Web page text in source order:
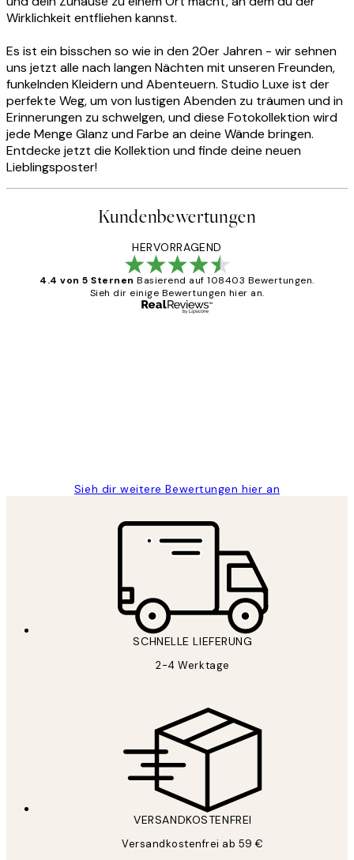
Wirklichkeit entfliehen kannst.
Es ist ein bisschen so wie in den 20er Jahren - wir sehnen
uns jetzt alle nach langen Nächten mit unseren Freunden,
funkelnden Kleidern und Abenteuern. Studio Luxe ist der
perfekte Weg, um von lustigen Abenden zu träumen und in
Erinnerungen zu schwelgen, und diese Fotokollektion wird
jede Menge Glanz und Farbe an deine Wände bringen.
Entdecke jetzt die Kollektion und finde deine neuen
Lieblingsposter!
Kundenbewertungen
HERVORRAGEND
4.4 von 5 Sternen Basierend auf 108403 Bewertungen.
Sieh dir einige Bewertungen hier an.
Sieh dir weitere Bewertungen hier an
SCHNELLE LIEFERUNG
2-4 Werktage
VERSANDKOSTENFREI
Versandkostenfrei ab 59 €